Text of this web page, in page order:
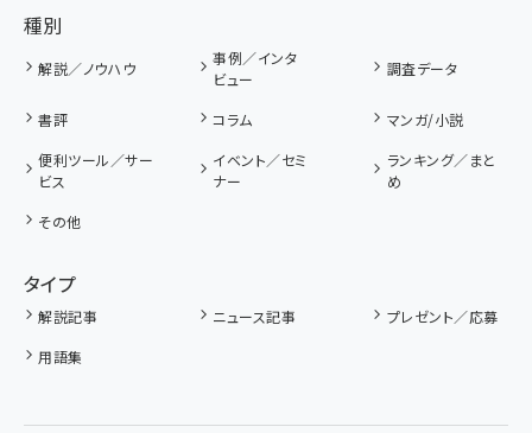
種別
解説／ノウハウ
事例／インタ
ビュー
調査データ
書評 コラム
マンガ/小説
便利ツール／サー
ビス
イベント／セミ
ナー
ランキング／まと
め
その他
タイプ
解説記事 ニュース記事
プレゼント／応募
用語集